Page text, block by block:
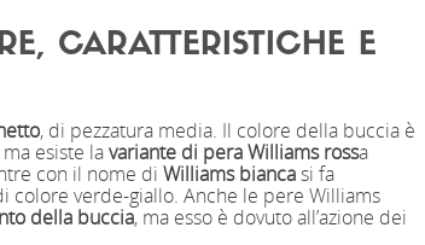
CARATTERISTICHE E
, di pezzatura media. Il colore della buccia è
esiste lavariante di pera Williams rossa
con il nome di Williams biancasi fa
verde-giallo. Anche le pere Williams
della buccia, ma esso è dovuto all’azione dei